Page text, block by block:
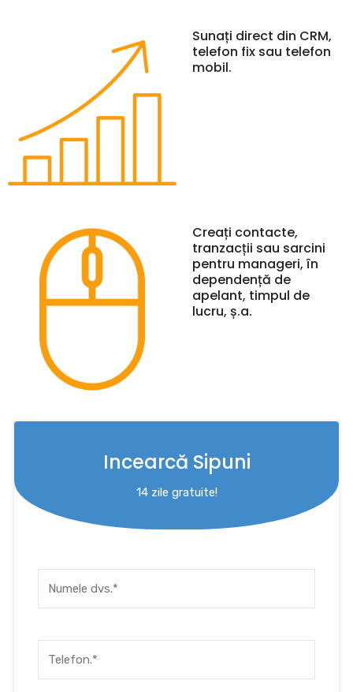
Sunați direct din CRM,
telefon fix sau telefon
mobil.
Creați contacte,
tranzacții sau sarcini
pentru manageri, în
dependență de
apelant, timpul de
lucru, ș.a.
Incearcă Sipuni
14 zile gratuite!